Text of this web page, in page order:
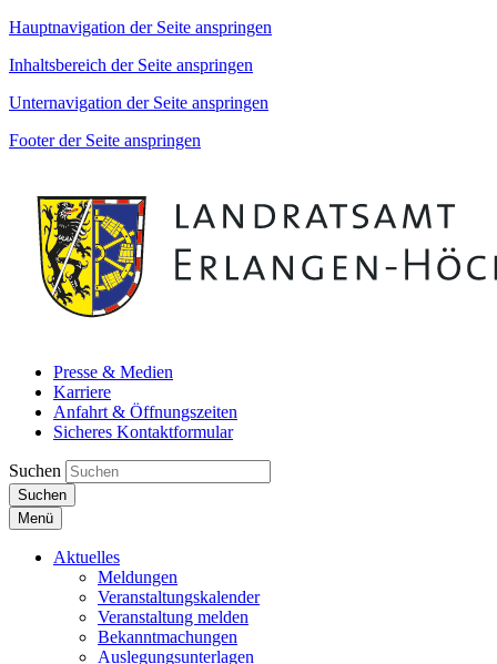
Hauptnavigation der Seite anspringen
Inhaltsbereich der Seite anspringen
Unternavigation der Seite anspringen
Footer der Seite anspringen
Presse & Medien
Karriere
Anfahrt & Öffnungszeiten
Sicheres Kontaktformular
Suchen
Suchen
Menü
Aktuelles
Meldungen
Veranstaltungskalender
Veranstaltung melden
Bekanntmachungen
Auslegungsunterlagen